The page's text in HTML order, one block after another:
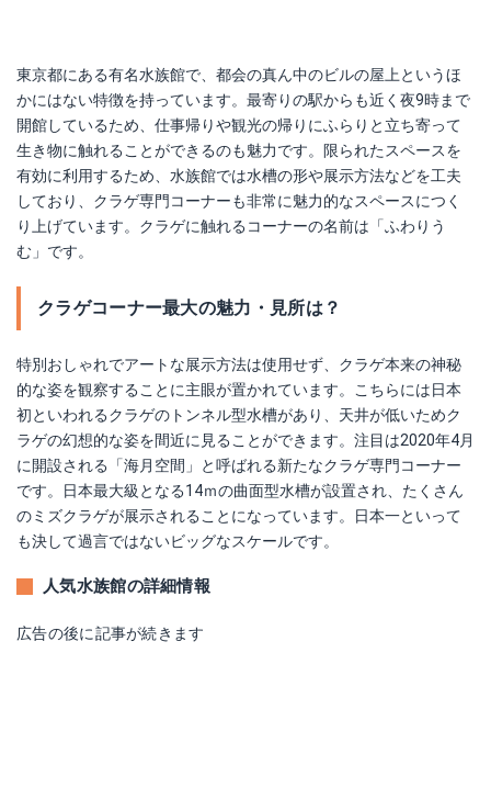
東京都にある有名水族館で、都会の真ん中のビルの屋上というほ
かにはない特徴を持っています。最寄りの駅からも近く夜9時まで
開館しているため、仕事帰りや観光の帰りにふらりと立ち寄って
生き物に触れることができるのも魅力です。限られたスペースを
有効に利用するため、水族館では水槽の形や展示方法などを工夫
しており、クラゲ専門コーナーも非常に魅力的なスペースにつく
り上げています。クラゲに触れるコーナーの名前は「ふわりう
む」です。
クラゲコーナー最大の魅力・見所は？
特別おしゃれでアートな展示方法は使用せず、クラゲ本来の神秘
的な姿を観察することに主眼が置かれています。こちらには日本
初といわれるクラゲのトンネル型水槽があり、天井が低いためク
ラゲの幻想的な姿を間近に見ることができます。注目は2020年4月
に開設される「海月空間」と呼ばれる新たなクラゲ専門コーナー
です。日本最大級となる14ｍの曲面型水槽が設置され、たくさん
のミズクラゲが展示されることになっています。日本一といって
も決して過言ではないビッグなスケールです。
人気水族館の詳細情報
広告の後に記事が続きます